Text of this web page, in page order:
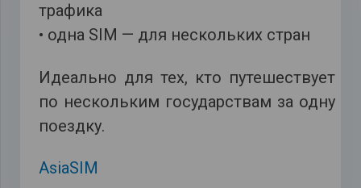
трафика
• одна SIM — для нескольких стран
Идеально для тех, кто путешествует
по нескольким государствам за одну
поездку.
AsiaSIM